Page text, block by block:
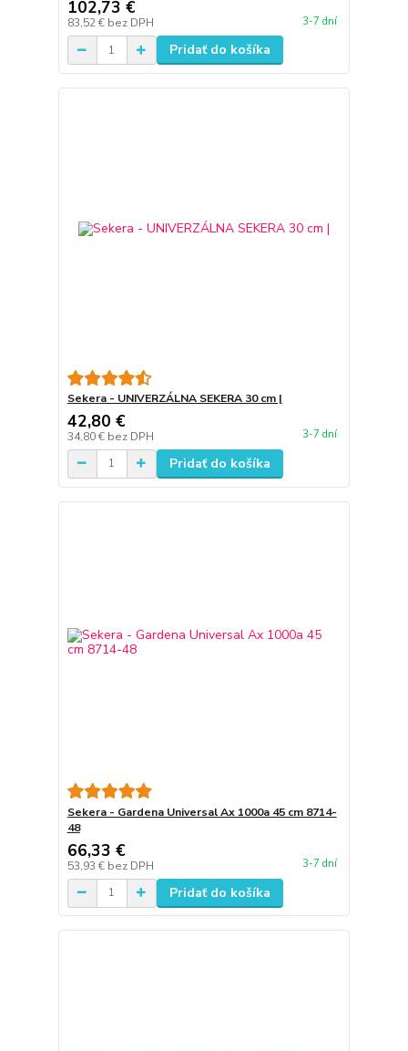
102,73 €
83,52 € bez DPH 3-7 dní
Pridať do košíka
Sekera - UNIVERZÁLNA SEKERA 30 cm |
42,80 €
34,80 € bez DPH 3-7 dní
Pridať do košíka
Sekera - Gardena Universal Ax 1000a 45 cm 8714-
48
66,33 €
53,93 € bez DPH 3-7 dní
Pridať do košíka